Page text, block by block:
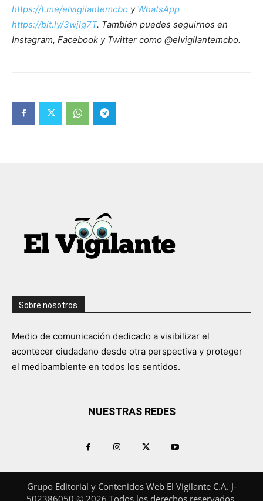
https://t.me/elvigilantemcbo y WhatsApp
https://bit.ly/3wjIg7T. También puedes seguirnos en
Instagram, Facebook y Twitter como @elvigilantemcbo.
Sobre nosotros
Medio de comunicación dedicado a visibilizar el
acontecer ciudadano desde otra perspectiva y proteger
el medioambiente en todos los sentidos.
NUESTRAS REDES
Grupo Editorial y Contenidos Web El Vigilante C.A. J-
502386050 © 2026 Todos los derechos reservados.